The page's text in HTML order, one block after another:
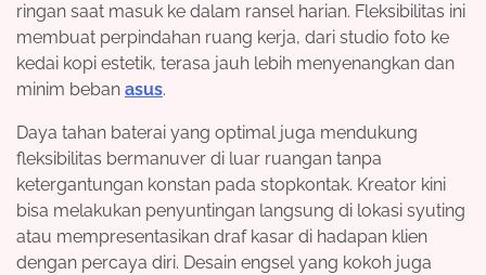
ringan saat masuk ke dalam ransel harian. Fleksibilitas ini
membuat perpindahan ruang kerja, dari studio foto ke
kedai kopi estetik, terasa jauh lebih menyenangkan dan
minim beban asus.
Daya tahan baterai yang optimal juga mendukung
fleksibilitas bermanuver di luar ruangan tanpa
ketergantungan konstan pada stopkontak. Kreator kini
bisa melakukan penyuntingan langsung di lokasi syuting
atau mempresentasikan draf kasar di hadapan klien
dengan percaya diri. Desain engsel yang kokoh juga